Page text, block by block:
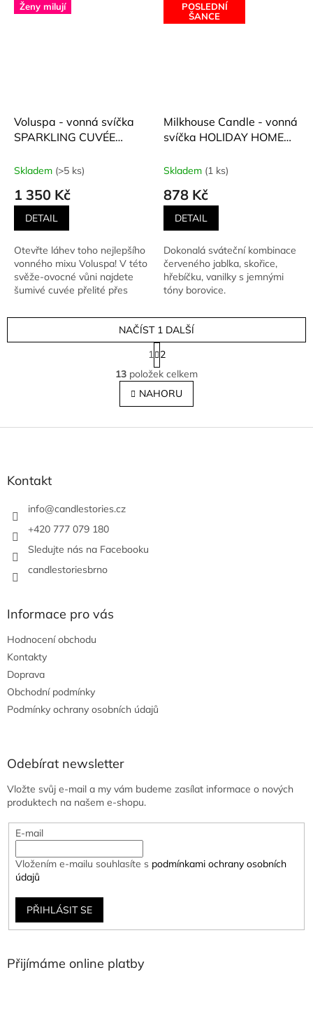
Ženy milují
Voluspa - vonná svíčka
SPARKLING CUVÉE
Skladem (>5 ks)
1 350 Kč
DETAIL
Otevřte láhev toho nejlepšího
vonného mixu Voluspa! V této
svěže-ovocné vůni najdete
šumivé cuvée přelité přes
POSLEDNÍ
ŠANCE
Milkhouse Candle - vonná
svíčka HOLIDAY HOME
Skladem (1 ks)
878 Kč
DETAIL
Dokonalá sváteční kombinace
červeného jablka, skořice,
hřebíčku, vanilky s jemnými
tóny borovice.
O
v
l
á
NAČÍST 1 DALŠÍ
S
t
r
á
n
k
v
1 2
13 položek celkem
NAHORU
Z
Kontakt
info@candlestories.cz
+420 777 079 180
Sledujte nás na Facebooku
candlestoriesbrno
Informace pro vás
Hodnocení obchodu
Kontakty
Doprava
Obchodní podmínky
Podmínky ochrany osobních údajů
Odebírat newsletter
Vložte svůj e-mail a my vám budeme zasílat informace o nových
produktech na našem e-shopu.
E-mail
Vložením e-mailu souhlasíte s podmínkami ochrany osobních
údajů
PŘIHLÁSIT SE
Přijímáme online platby